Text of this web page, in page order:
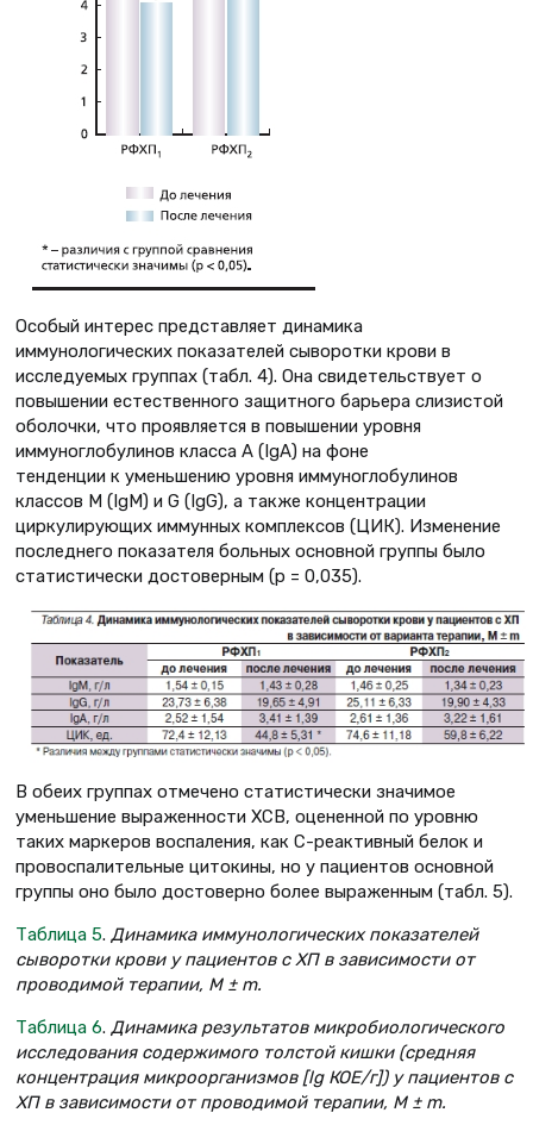
Особый интерес представляет динамика
иммунологических показателей сыворотки крови в
исследуемых группах (табл. 4). Она свидетельствует о
повышении естественного защитного барьера слизистой
оболочки, что проявляется в повышении уровня
иммуноглобулинов класса A (IgA) на фоне
тенденции к уменьшению уровня иммуноглобулинов
классов M (IgМ) и G (IgG), а также концентрации
циркулирующих иммунных комплексов (ЦИК). Изменение
последнего показателя больных основной группы было
статистически достоверным (р = 0,035).
В обеих группах отмечено статистически значимое
уменьшение выраженности ХСВ, оцененной по уровню
таких маркеров воспаления, как С-реактивный белок и
провоспалительные цитокины, но у пациентов основной
группы оно было достоверно более выраженным (табл. 5).
Таблица 5. Динамика иммунологических показателей
сыворотки крови у пациентов с ХП в зависимости от
проводимой терапии, М ± m.
Таблица 6. Динамика результатов микробиологического
исследования содержимого толстой кишки (средняя
концентрация микроорганизмов [lg КОЕ/г]) у пациентов с
ХП в зависимости от проводимой терапии, М ± m.